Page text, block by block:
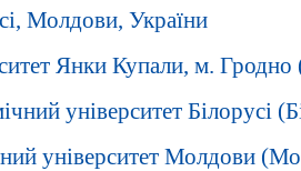
Молдови, України
Янки Купали, м. Гродно
університет Білорусі
університет Молдови